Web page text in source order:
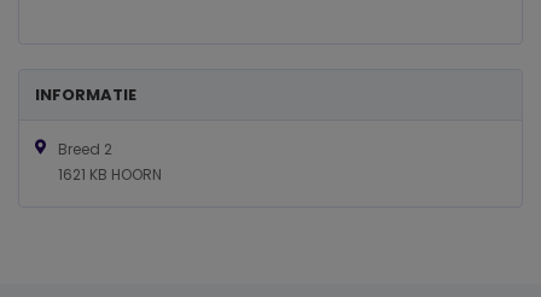
INFORMATIE
Breed 2
1621 KB HOORN